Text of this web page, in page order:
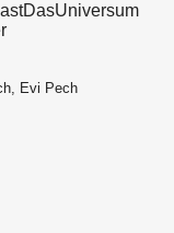
Evi Pech